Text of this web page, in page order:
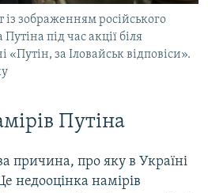
із зображенням російського
під час акції біля
«Путін, за Іловайськ відповіси».
Путіна
причина, про яку в Україні
недооцінка намірів